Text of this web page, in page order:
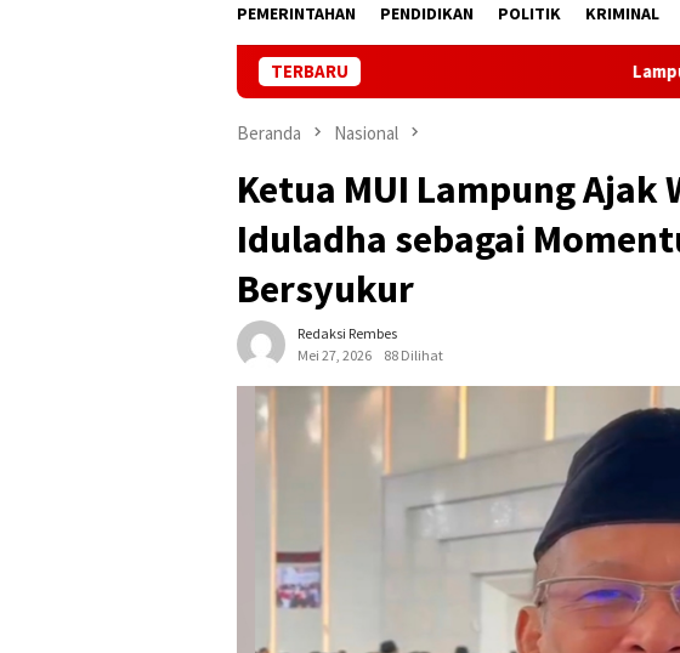
PEMERINTAHAN PENDIDIKAN POLITIK KRIMINAL
TERBARU Lampung Gandeng
Beranda Nasional
Ketua MUI Lampung Ajak
Iduladha sebagai
Bersyukur
Redaksi Rembes
Mei 27, 2026
88 Dilihat